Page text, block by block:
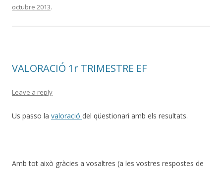
octubre 2013.
VALORACIÓ 1r TRIMESTRE EF
Leave a reply
Us passo la valoració del qüestionari amb els resultats.
Amb tot això gràcies a vosaltres (a les vostres respostes de